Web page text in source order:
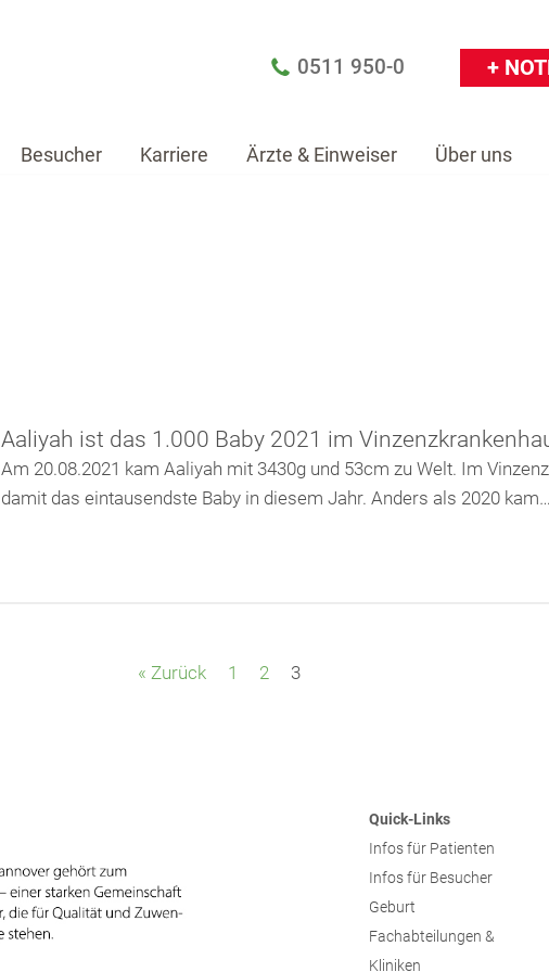
0511 950-0 +
Besucher Karriere Ärzte & Einweiser Über uns
Aaliyah ist das 1.000 Baby 2021 im
Am 20.08.2021 kam Aaliyah mit 3430g und 53cm zu Welt. Im
damit das eintausendste Baby in diesem Jahr. Anders als 2020 kam…
« Zurück 1 2 3
Quick-Links
Infos für Patienten
Infos für Besucher
Geburt
Fachabteilungen &
Kliniken